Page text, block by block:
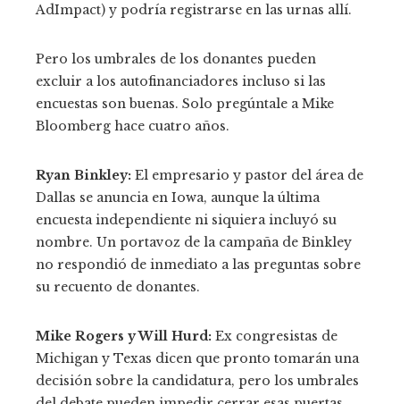
AdImpact) y podría registrarse en las urnas allí.
Pero los umbrales de los donantes pueden
excluir a los autofinanciadores incluso si las
encuestas son buenas. Solo pregúntale a Mike
Bloomberg hace cuatro años.
Ryan Binkley: El empresario y pastor del área de
Dallas se anuncia en Iowa, aunque la última
encuesta independiente ni siquiera incluyó su
nombre. Un portavoz de la campaña de Binkley
no respondió de inmediato a las preguntas sobre
su recuento de donantes.
Mike Rogers y Will Hurd: Ex congresistas de
Michigan y Texas dicen que pronto tomarán una
decisión sobre la candidatura, pero los umbrales